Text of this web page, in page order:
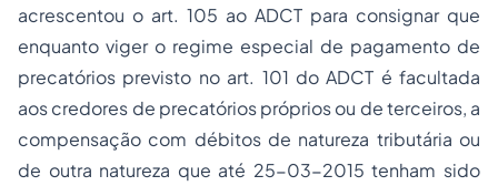
acrescentou o art. 105 ao ADCT para consignar que
enquanto viger o regime especial de pagamento de
precatórios previsto no art. 101 do ADCT é facultada
aos credores de precatórios próprios ou de terceiros, a
compensação com débitos de natureza tributária ou
de outra natureza que até 25-03-2015 tenham sido